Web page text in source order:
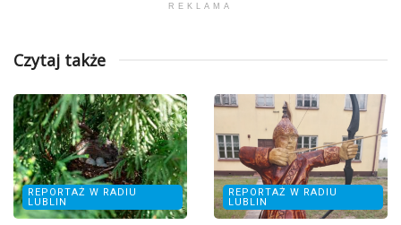
REKLAMA
Czytaj także
REPORTAŻ W RADIU
LUBLIN
REPORTAŻ W RADIU
LUBLIN